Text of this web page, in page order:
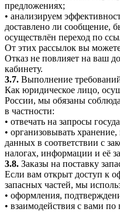
предложениях;
• анализируем
доставлено ли сообщение,
осуществлён переход по
От этих рассылок вы
Отказ не повлияет на ваш
кабинету.
3.7. Выполнение
Как юридическое лицо,
России, мы обязаны
в частности:
• отвечать на запросы
• организовывать
данных в соответствии с
налогах, информации и её
3.8. Заказы на поставку
Если вам открыт доступ к
запасных частей, мы
• оформления,
• взаимодействия с вами по